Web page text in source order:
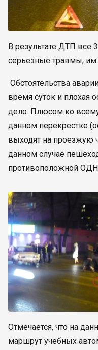
В результате ДТП все
серьезные травмы, им
Обстоятельства
время суток и плохая
дело. Плюсом ко
данном перекрестке
выходят на проезжую
данном случае
противоположной
Отмечается, что на
маршрут учебных